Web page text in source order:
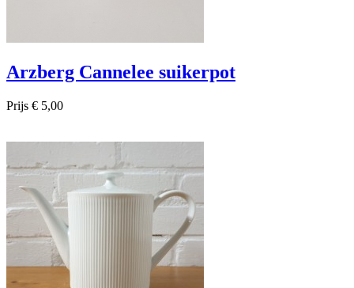
Arzberg Cannelee suikerpot
Prijs € 5,00